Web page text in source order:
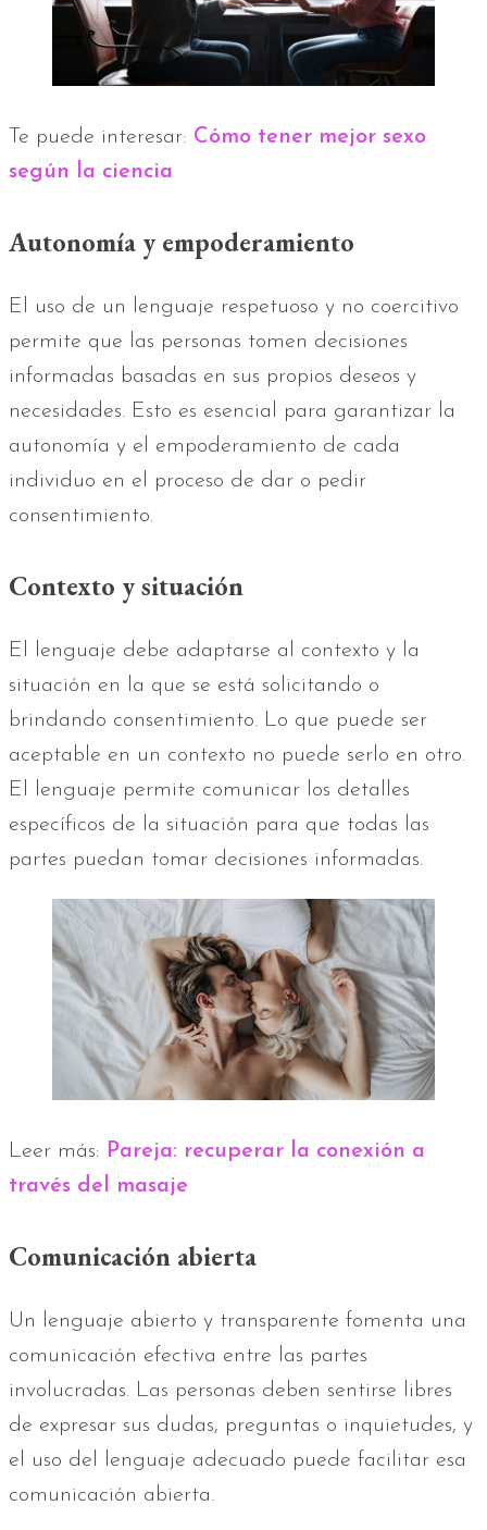
Te puede interesar: Cómo tener mejor sexo
según la ciencia
Autonomía y empoderamiento
El uso de un lenguaje respetuoso y no coercitivo
permite que las personas tomen decisiones
informadas basadas en sus propios deseos y
necesidades. Esto es esencial para garantizar la
autonomía y el empoderamiento de cada
individuo en el proceso de dar o pedir
consentimiento.
Contexto y situación
El lenguaje debe adaptarse al contexto y la
situación en la que se está solicitando o
brindando consentimiento. Lo que puede ser
aceptable en un contexto no puede serlo en otro.
El lenguaje permite comunicar los detalles
específicos de la situación para que todas las
partes puedan tomar decisiones informadas.
Leer más: Pareja: recuperar la conexión a
través del masaje
Comunicación abierta
Un lenguaje abierto y transparente fomenta una
comunicación efectiva entre las partes
involucradas. Las personas deben sentirse libres
de expresar sus dudas, preguntas o inquietudes, y
el uso del lenguaje adecuado puede facilitar esa
comunicación abierta.